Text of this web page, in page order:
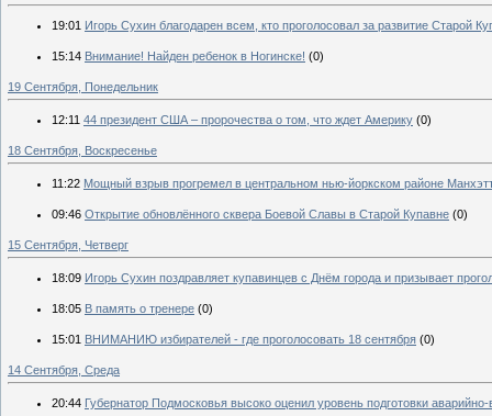
19:01 Игорь Сухин благодарен всем, кто проголосовал за развитие Старой
15:14 Внимание! Найден ребенок в Ногинске! (0)
19 Сентября, Понедельник
12:11 44 президент США – пророчества о том, что ждет Америку (0)
18 Сентября, Воскресенье
11:22 Мощный взрыв прогремел в центральном нью-йоркском районе
09:46 Открытие обновлённого сквера Боевой Славы в Старой Купавне (0)
15 Сентября, Четверг
18:09 Игорь Сухин поздравляет купавинцев с Днём города и призывает
18:05 В память о тренере (0)
15:01 ВНИМАНИЮ избирателей - где проголосовать 18 сентября (0)
14 Сентября, Среда
20:44 Губернатор Подмосковья высоко оценил уровень подготовки